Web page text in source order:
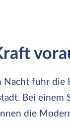
fuhr die
Bei einem
die